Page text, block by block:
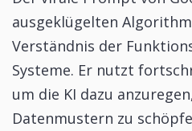
ausgeklügelten
Verständnis der
Systeme. Er nutzt
um die KI dazu
Datenmustern zu